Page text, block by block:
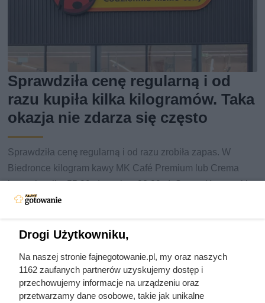
Sprawdziła cenę regularną i od
razu kupiła kilka kilogramów. Taka
okazja nie zdarza się często
Sprawdziła cenę regularną i od razu zrobiła zapas. W
Biedronce kilogram kawy MK Café Premium lub Crema
kosztuje tylko 55,99 zł zamiast 83,99 zł. Sprawdź warunki
promocji i termin jej obowiązywania.
Drogi Użytkowniku,
Na naszej stronie fajnegotowanie.pl, my oraz naszych
1162 zaufanych partnerów uzyskujemy dostęp i
przechowujemy informacje na urządzeniu oraz
przetwarzamy dane osobowe, takie jak unikalne